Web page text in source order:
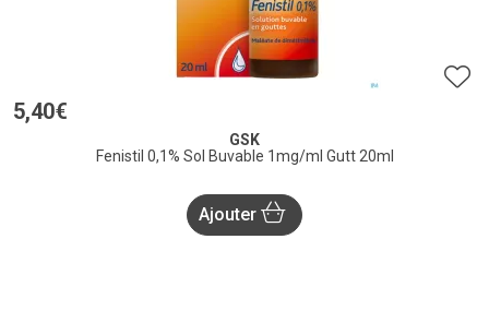
5,40€
GSK
Fenistil 0,1% Sol Buvable 1mg/ml Gutt 20ml
Ajouter